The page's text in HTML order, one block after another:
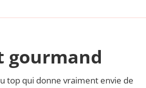
gourmand
top qui donne vraiment envie de